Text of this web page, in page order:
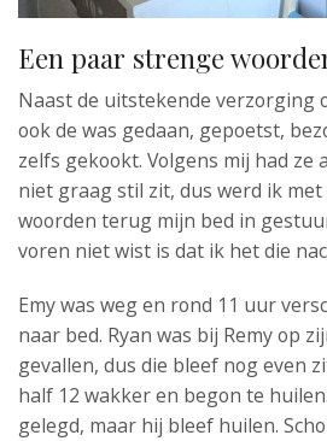
Een paar strenge
Naast de uitstekende verzorging
ook de was gedaan, gepoetst,
zelfs gekookt. Volgens mij had ze
niet graag stil zit, dus werd ik
woorden terug mijn bed in
voren niet wist is dat ik het die
Emy was weg en rond 11 uur
naar bed. Ryan was bij Remy op
gevallen, dus die bleef nog even
half 12 wakker en begon te
gelegd, maar hij bleef huilen.